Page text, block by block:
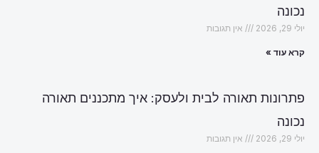
נכונה
יולי 29, 2026 אין תגובות
קרא עוד »
פתרונות תאורה לבית ולעסק: איך מתכננים תאורה
נכונה
יולי 29, 2026 אין תגובות